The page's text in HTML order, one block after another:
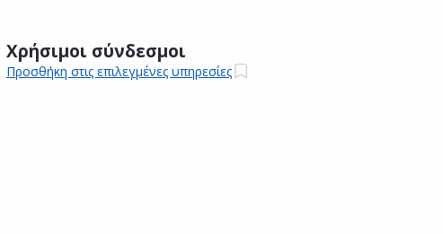
Χρήσιμοι σύνδεσμοι
Προσθήκη στις επιλεγμένες υπηρεσίες